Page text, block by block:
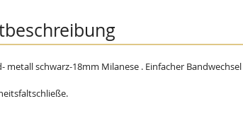
metall schwarz-18mm Milanese . Einfacher